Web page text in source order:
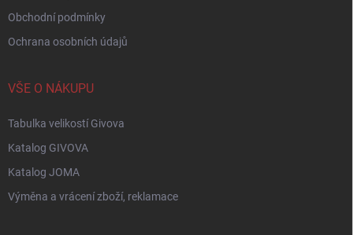
Obchodní podmínky
Ochrana osobních údajů
VŠE O NÁKUPU
Tabulka velikostí Givova
Katalog GIVOVA
Katalog JOMA
Výměna a vrácení zboží, reklamace